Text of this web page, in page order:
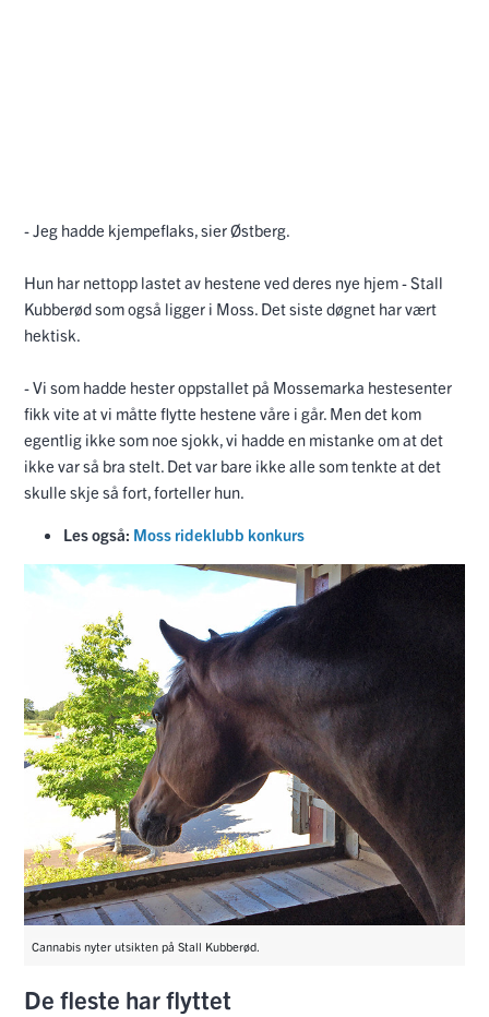
- Jeg hadde kjempeflaks, sier Østberg.
Hun har nettopp lastet av hestene ved deres nye hjem - Stall
Kubberød som også ligger i Moss. Det siste døgnet har vært
hektisk.
- Vi som hadde hester oppstallet på Mossemarka hestesenter
fikk vite at vi måtte flytte hestene våre i går. Men det kom
egentlig ikke som noe sjokk, vi hadde en mistanke om at det
ikke var så bra stelt. Det var bare ikke alle som tenkte at det
skulle skje så fort, forteller hun.
Les også: Moss rideklubb konkurs
Cannabis nyter utsikten på Stall Kubberød.
De fleste har flyttet